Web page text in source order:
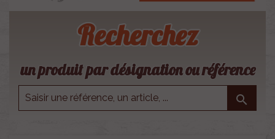
Recherchez
un produit par désignation ou référence
